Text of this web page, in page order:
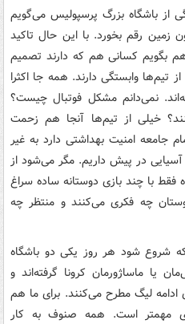
از باشگاه بزرگ پرسپولیس می‌گویم
زمین رقم بخورد. با این حال تاکید
بگویم کسانی هم که دارند تصمیم
وابستگی دارند. همه جا اکثرا
نمی‌دانم مشکل فوتبال چیست؟
خیلی از تیم‌ها آنجا هم زحمت
جامعه امنیت بهداشتی دارد به غیر
آسیایی در پیش داریم. مگر می‌شود از
تمرین نکرده‌ایم و بعد از 5 ماه فقط با چند بازی دوستانه ساده سراغ
چه فکری می‌کنند و منتظر چه
شروع شود هر روز یکی دو باشگاه
یا ماساژورمان کرونا گرفته‌اند و
ادامه لیگ مطرح می‌کنند. برای ما هم
مهمتر است. همه صنوف به کار